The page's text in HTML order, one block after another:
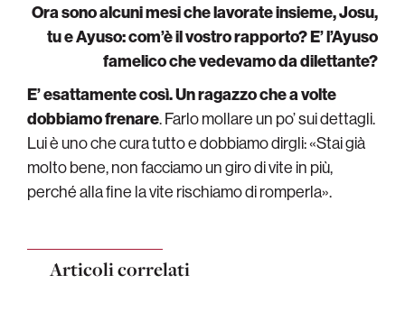
Ora sono alcuni mesi che lavorate insieme, Josu,
tu e Ayuso: com’è il vostro rapporto? E’ l’Ayuso
famelico che vedevamo da dilettante?
E’ esattamente così. Un ragazzo che a volte
dobbiamo frenare. Farlo mollare un po’ sui dettagli.
Lui è uno che cura tutto e dobbiamo dirgli: «Stai già
molto bene, non facciamo un giro di vite in più,
perché alla fine la vite rischiamo di romperla».
Articoli correlati